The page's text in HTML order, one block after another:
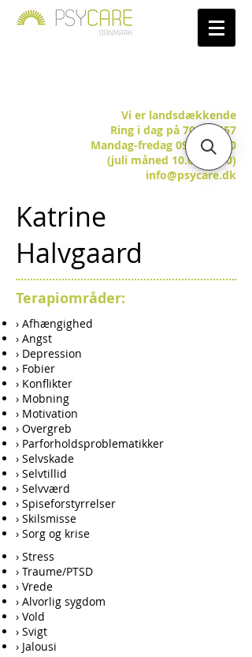
Vi er landsdækkende
Ring i dag på 7025 5657
Mandag-fredag 09.00-15.00
(juli måned 10.00-14.00)
info@psycare.dk
Katrine
Halvgaard
Terapiområder:
› Afhængighed
› Angst
› Depression
› Fobier
› Konflikter
› Mobning
› Motivation
› Overgreb
› Parforholdsproblematikker
› Selvskade
› Selvtillid
› Selvværd
› Spiseforstyrrelser
› Skilsmisse
› Sorg og krise
› Stress
› Traume/PTSD
› Vrede
› Alvorlig sygdom
› Vold
› Svigt
› Jalousi